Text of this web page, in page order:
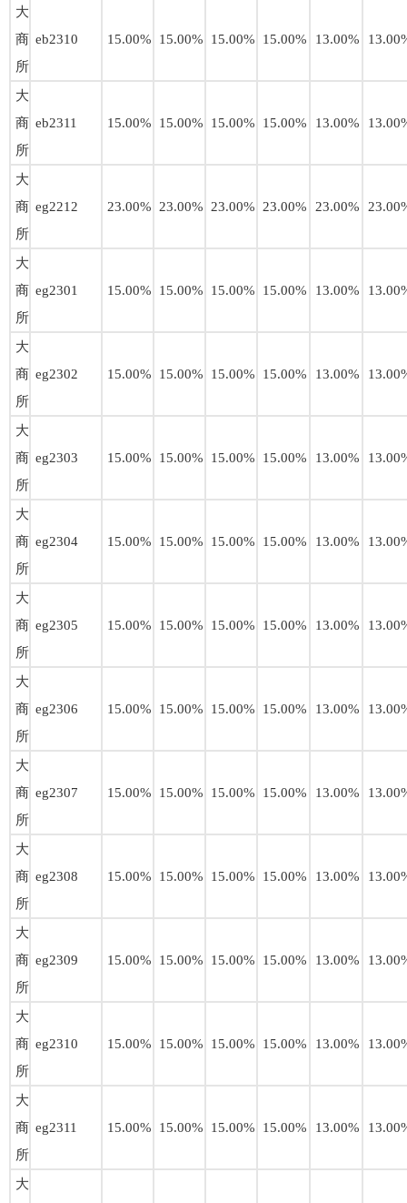
大
商
所
eb2310 15.00% 15.00% 15.00% 15.00% 13.00%
大
商
所
eb2311 15.00% 15.00% 15.00% 15.00% 13.00%
大
商
所
eg2212 23.00% 23.00% 23.00% 23.00% 23.00%
大
商
所
eg2301 15.00% 15.00% 15.00% 15.00% 13.00%
大
商
所
eg2302 15.00% 15.00% 15.00% 15.00% 13.00%
大
商
所
eg2303 15.00% 15.00% 15.00% 15.00% 13.00%
大
商
所
eg2304 15.00% 15.00% 15.00% 15.00% 13.00%
大
商
所
eg2305 15.00% 15.00% 15.00% 15.00% 13.00%
大
商
所
eg2306 15.00% 15.00% 15.00% 15.00% 13.00%
大
商
所
eg2307 15.00% 15.00% 15.00% 15.00% 13.00%
大
商
所
eg2308 15.00% 15.00% 15.00% 15.00% 13.00%
大
商
所
eg2309 15.00% 15.00% 15.00% 15.00% 13.00%
大
商
所
eg2310 15.00% 15.00% 15.00% 15.00% 13.00%
大
商
所
eg2311 15.00% 15.00% 15.00% 15.00% 13.00%
大